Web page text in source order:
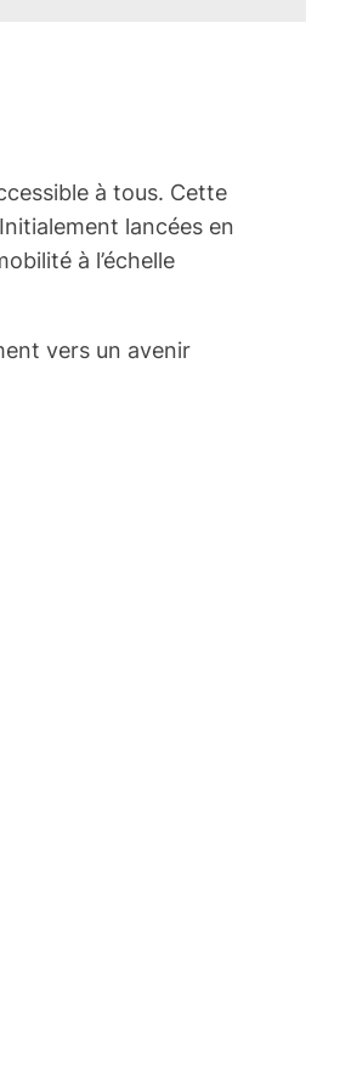
à tous. Cette
lancées en
à l’échelle
vers un avenir